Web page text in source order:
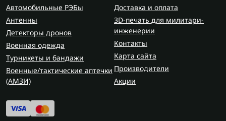
Автомобильные РЭБы
Антенны
Детекторы дронов
Военная одежда
Турникеты и бандажи
Военные/тактические аптечки
(AMЗИ)
Доставка и оплата
3D-печать для милитари-
инженерии
Контакты
Карта сайта
Производители
Акции